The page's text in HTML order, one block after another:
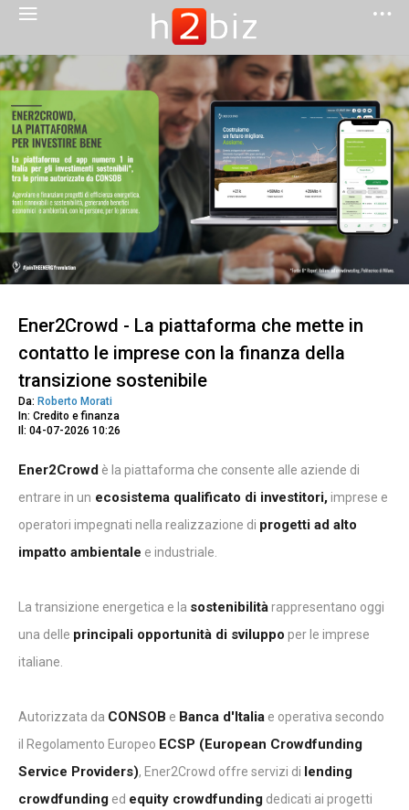
Ener2Crowd - La piattaforma che mette in
contatto le imprese con la finanza della
transizione sostenibile
Da: Roberto Morati
In: Credito e finanza
Il: 04-07-2026 10:26
Ener2Crowd è la piattaforma che consente alle aziende di
entrare in un ecosistema qualificato di investitori,imprese e
operatori impegnati nella realizzazione di progetti ad alto
impatto ambientale e industriale.
La transizione energetica e la sostenibilitàrappresentano oggi
una delle principali opportunità di sviluppo per le imprese
italiane.
Autorizzata da CONSOB e Banca d'Italia e operativa secondo
il Regolamento Europeo ECSP (European Crowdfunding
Service Providers), Ener2Crowd offre servizi di lending
crowdfunding ed equity crowdfunding dedicati ai progetti